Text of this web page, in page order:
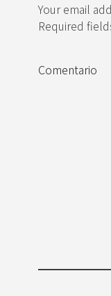
Your email
Required
Comentario